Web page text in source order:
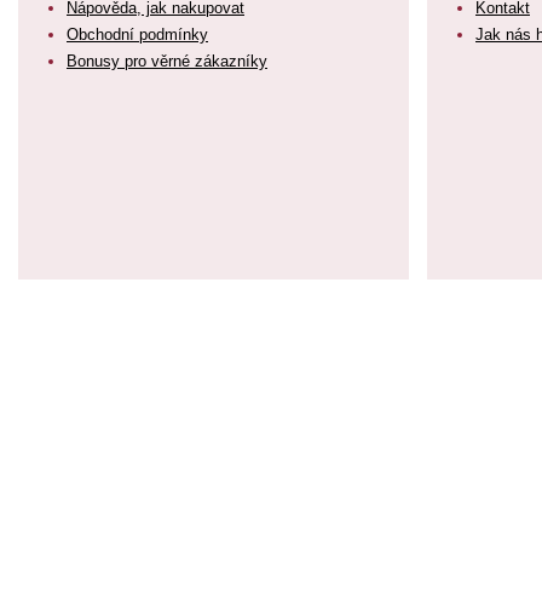
Nápověda, jak nakupovat
Obchodní podmínky
Bonusy pro věrné zákazníky
Kontakt
Jak nás